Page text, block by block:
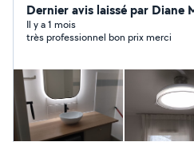
luminaires, Réparations plomberie et électricité.
Nettoyage de terrasse,
et optimisation et création des espaces du rangement
Dernier avis laissé par Diane
Il y a 1 mois
très professionnel bon prix merci